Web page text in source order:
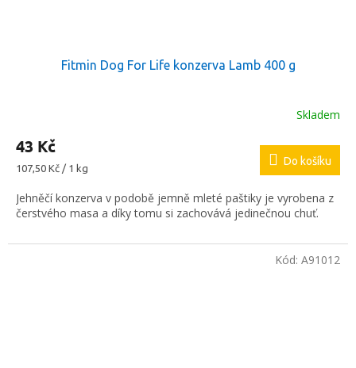
Fitmin Dog For Life konzerva Lamb 400 g
Skladem
43 Kč
Měrná
107,50 Kč / 1 kg
Do košíku
Jehněčí konzerva v podobě jemně mleté paštiky je vyrobena z
čerstvého masa a díky tomu si zachovává jedinečnou chuť.
Kód: A91012